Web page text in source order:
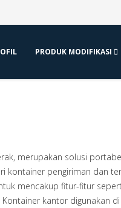
PRODUK MODIFIKASI
merupakan solusi
kontainer pengiriman dan
mencakup fitur-fitur
kantor digunakan di